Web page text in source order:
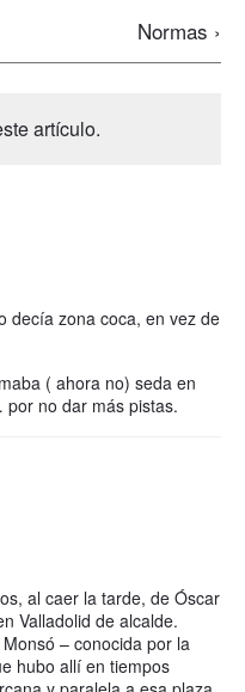
Normas ›
artículo.
decía zona coca, en vez de
( ahora no) seda en
no dar más pistas.
al caer la tarde, de Óscar
Valladolid de alcalde.
– conocida por la
hubo allí en tiempos